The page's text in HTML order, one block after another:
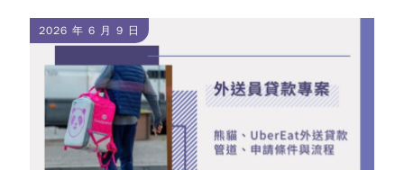
2026 年 6 月 9 日